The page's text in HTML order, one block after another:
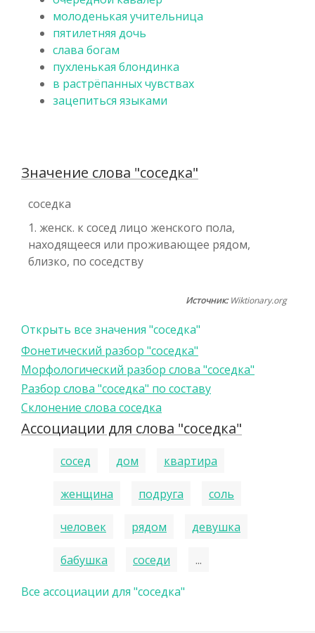
молоденькая учительница
пятилетняя дочь
слава богам
пухленькая блондинка
в растрёпанных чувствах
зацепиться языками
Значение слова "соседка"
соседка
1. женск. к сосед лицо женского пола,
находящееся или проживающее рядом,
близко, по соседству
Источник:Wiktionary.org
Открыть все значения "соседка"
Фонетический разбор "соседка"
Морфологический разбор слова "соседка"
Разбор слова "соседка" по составу
Склонение слова соседка
Ассоциации для слова "соседка"
сосед дом квартира
женщина подруга соль
человек рядом девушка
бабушка соседи ...
Все ассоциации для "соседка"